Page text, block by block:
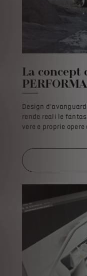
La concept
Design
rende reali le
vere e proprie opere